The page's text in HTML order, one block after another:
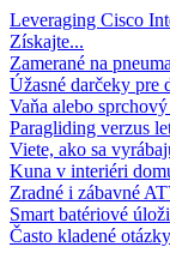
Leveraging Cisco
Získajte...
Zamerané na
Úžasné darčeky pre
Vaňa alebo
Paragliding verzus
Viete, ako sa
Kuna v interiéri
Zradné i zábavné
Smart batériové
Často kladené